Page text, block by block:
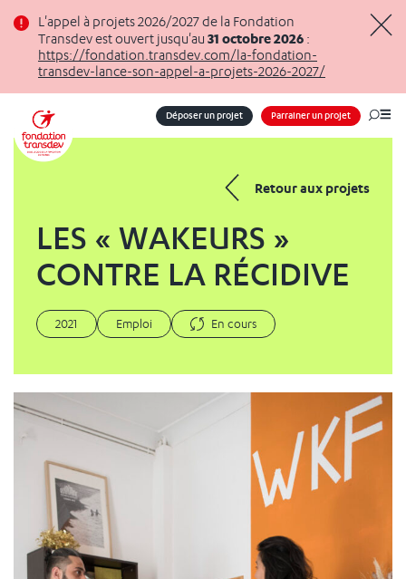
L'appel à projets 2026/2027 de la Fondation
Transdev est ouvert jusqu'au 31 octobre 2026 :
https://fondation.transdev.com/la-fondation-
transdev-lance-son-appel-a-projets-2026-2027/
Déposer un projet Parrainer un projet
Retour aux projets
LES « WAKEURS »
CONTRE LA RÉCIDIVE
2021 Emploi En cours